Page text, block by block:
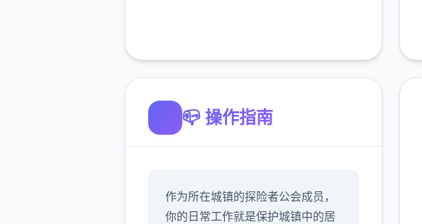
📪 操作指南
作为所在城镇的探险者公会成员，
你的日常工作就是保护城镇中的居